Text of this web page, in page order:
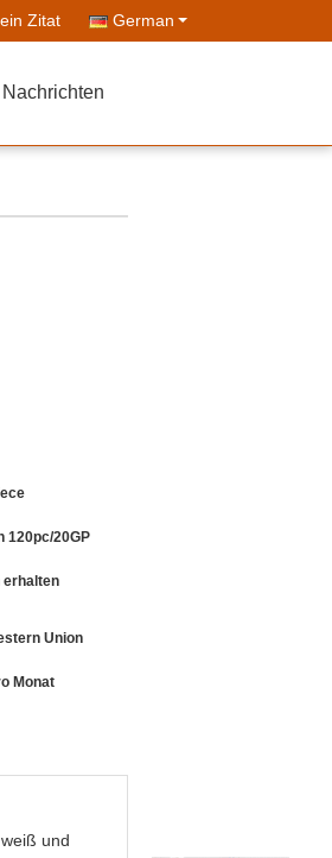
Zitat German
Nachrichten
120pc/20GP
erhalten
Union
Monat
und